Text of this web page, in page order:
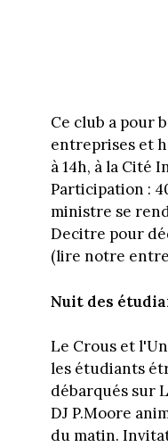
Ce club a pour
entreprises et
à 14h, à la Cité
Participation :
ministre se
Decitre pour
(lire notre
Nuit des
Le Crous et
les étudiants
débarqués sur
DJ P.Moore
du matin.